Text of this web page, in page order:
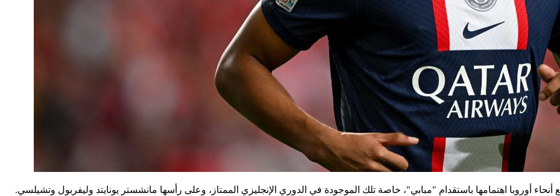
أوروبا اهتمامها باستقدام "مبابي"، خاصة تلك الموجودة في الدوري الإنجليزي الممتاز، وعلى رأسها مانشستر يونايتد وليفربول وتشيلسي.